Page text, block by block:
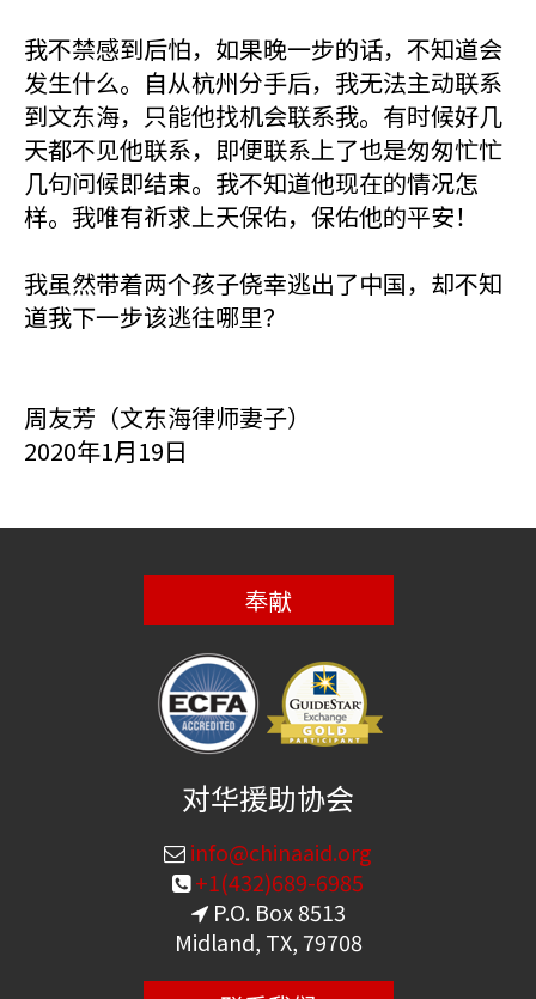
我不禁感到后怕，如果晚一步的话，不知道会
发生什么。自从杭州分手后，我无法主动联系
到文东海，只能他找机会联系我。有时候好几
天都不见他联系，即便联系上了也是匆匆忙忙
几句问候即结束。我不知道他现在的情况怎
样。我唯有祈求上天保佑，保佑他的平安！
我虽然带着两个孩子侥幸逃出了中国，却不知
道我下一步该逃往哪里？
周友芳（文东海律师妻子）
2020年1月19日
奉献
对华援助协会
info@chinaaid.org
+1(432)689-6985
P.O. Box 8513
Midland, TX, 79708